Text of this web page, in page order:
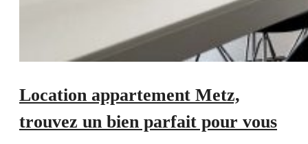
Location appartement Metz,
trouvez un bien parfait pour vous